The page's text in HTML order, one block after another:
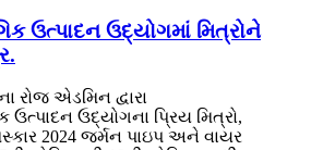
ઉત્પાદન ઉદ્યોગમાં મિત્રોને
રોજ એડમિન દ્વારા
ઉદ્યોગના પ્રિય મિત્રો,
2024 જર્મન પાઇપ અને વાયર